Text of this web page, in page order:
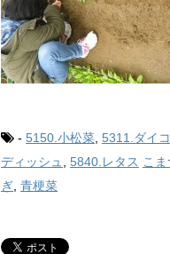
- 5150.小松菜 5311.ダイ
ディッシュ
5840.レタス こ
ぎ 青梗菜